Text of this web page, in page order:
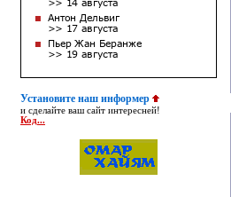
Установите наш информер
и сделайте ваш сайт интересней!
Код...